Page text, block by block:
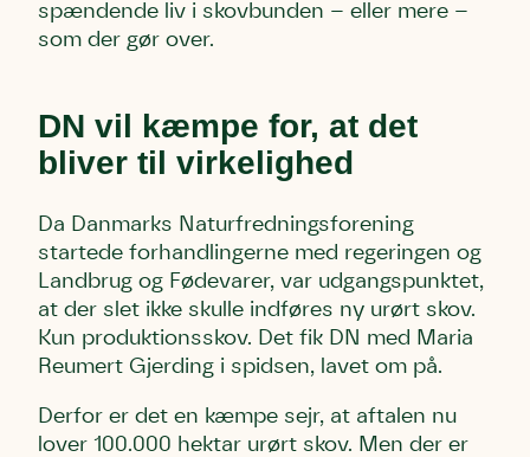
spændende liv i skovbunden – eller mere –
som der gør over.
DN vil kæmpe for, at det
bliver til virkelighed
Da Danmarks Naturfredningsforening
startede forhandlingerne med regeringen og
Landbrug og Fødevarer, var udgangspunktet,
at der slet ikke skulle indføres ny urørt skov.
Kun produktionsskov. Det fik DN med Maria
Reumert Gjerding i spidsen, lavet om på.
Derfor er det en kæmpe sejr, at aftalen nu
lover 100.000 hektar urørt skov. Men der er